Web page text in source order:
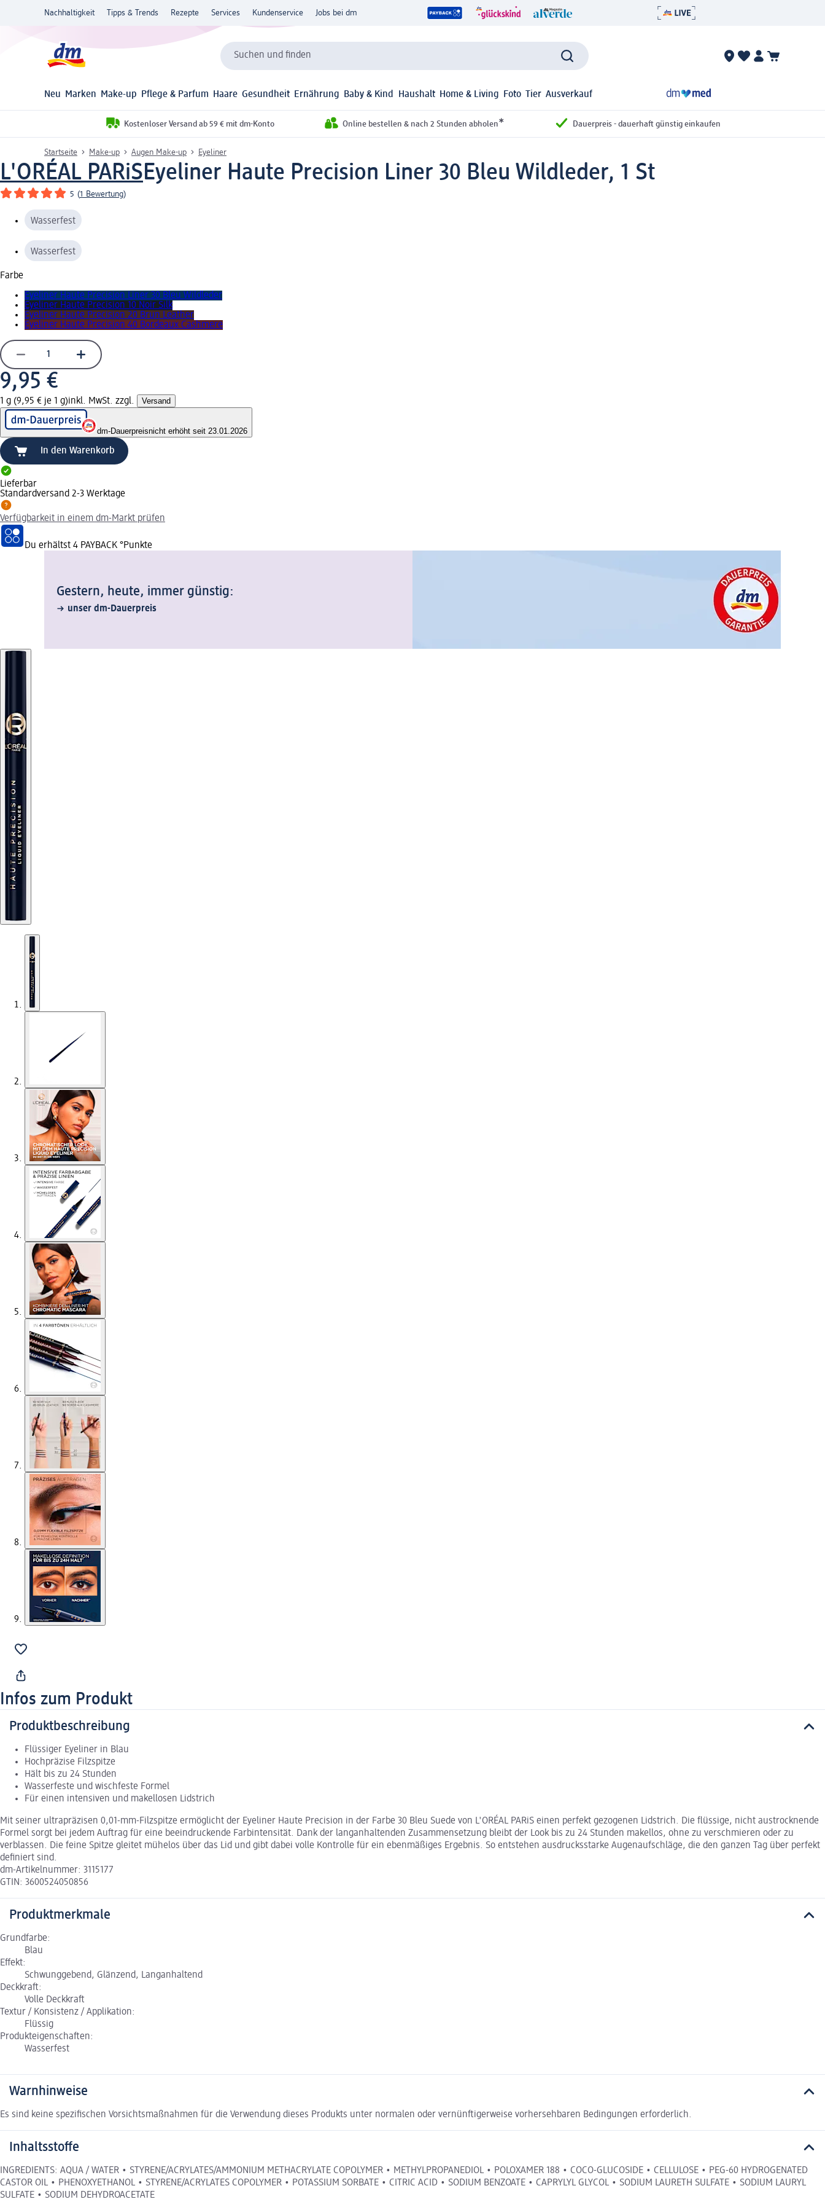
Nachhaltigkeit Tipps & Trends Rezepte Services Kundenservice Jobs bei dm
Suchen und finden
Neu Marken Make-up Pflege & Parfum Haare Gesundheit Ernährung Baby & Kind Haushalt Home & Living Foto Tier Ausverkauf
Kostenloser Versand ab 59 € mit dm-Konto Online bestellen & nach 2 Stunden abholen* Dauerpreis - dauerhaft günstig einkaufen
Startseite Make-up Augen Make-up Eyeliner
L'ORÉAL PARiSEyeliner Haute Precision Liner 30 Bleu Wildleder, 1 St
5 (1 Bewertung)
Wasserfest
Wasserfest
Farbe
Eyeliner Haute Precision Liner 30 Bleu Wildleder
Eyeliner Haute Precision 10 Noir Silk
Eyeliner Haute Precision 20 Brun Leather
Eyeliner Haute Precision 40 Bordeaux Cashmere
9,95 €
1 g (9,95 € je 1 g)inkl. MwSt. zzgl. Versand
dm-Dauerpreisnicht erhöht seit 23.01.2026
In den Warenkorb
Lieferbar
Standardversand 2-3 Werktage
Verfügbarkeit in einem dm-Markt prüfen
Du erhältst 4 PAYBACK °Punkte
Gestern, heute, immer günstig:
unser dm-Dauerpreis
Infos zum Produkt
Produktbeschreibung
Flüssiger Eyeliner in Blau
Hochpräzise Filzspitze
Hält bis zu 24 Stunden
Wasserfeste und wischfeste Formel
Für einen intensiven und makellosen Lidstrich
Mit seiner ultrapräzisen 0,01-mm-Filzspitze ermöglicht der Eyeliner Haute Precision in der Farbe 30 Bleu Suede von L'ORÉAL PARiS einen perfekt gezogenen Lidstrich. Die flüssige, nicht austrocknende
Formel sorgt bei jedem Auftrag für eine beeindruckende Farbintensität. Dank der langanhaltenden Zusammensetzung bleibt der Look bis zu 24 Stunden makellos, ohne zu verschmieren oder zu
verblassen. Die feine Spitze gleitet mühelos über das Lid und gibt dabei volle Kontrolle für ein ebenmäßiges Ergebnis. So entstehen ausdrucksstarke Augenaufschläge, die den ganzen Tag über perfekt
definiert sind.
dm-Artikelnummer: 3115177
GTIN: 3600524050856
Produktmerkmale
Grundfarbe:
Blau
Effekt:
Schwunggebend, Glänzend, Langanhaltend
Deckkraft:
Volle Deckkraft
Textur / Konsistenz / Applikation:
Flüssig
Produkteigenschaften:
Wasserfest
Warnhinweise
Es sind keine spezifischen Vorsichtsmaßnahmen für die Verwendung dieses Produkts unter normalen oder vernünftigerweise vorhersehbaren Bedingungen erforderlich.
Inhaltsstoffe
INGREDIENTS: AQUA / WATER • STYRENE/ACRYLATES/AMMONIUM METHACRYLATE COPOLYMER • METHYLPROPANEDIOL • POLOXAMER 188 • COCO-GLUCOSIDE • CELLULOSE • PEG-60 HYDROGENATED
CASTOR OIL • PHENOXYETHANOL • STYRENE/ACRYLATES COPOLYMER • POTASSIUM SORBATE • CITRIC ACID • SODIUM BENZOATE • CAPRYLYL GLYCOL • SODIUM LAURETH SULFATE • SODIUM LAURYL
SULFATE • SODIUM DEHYDROACETATE